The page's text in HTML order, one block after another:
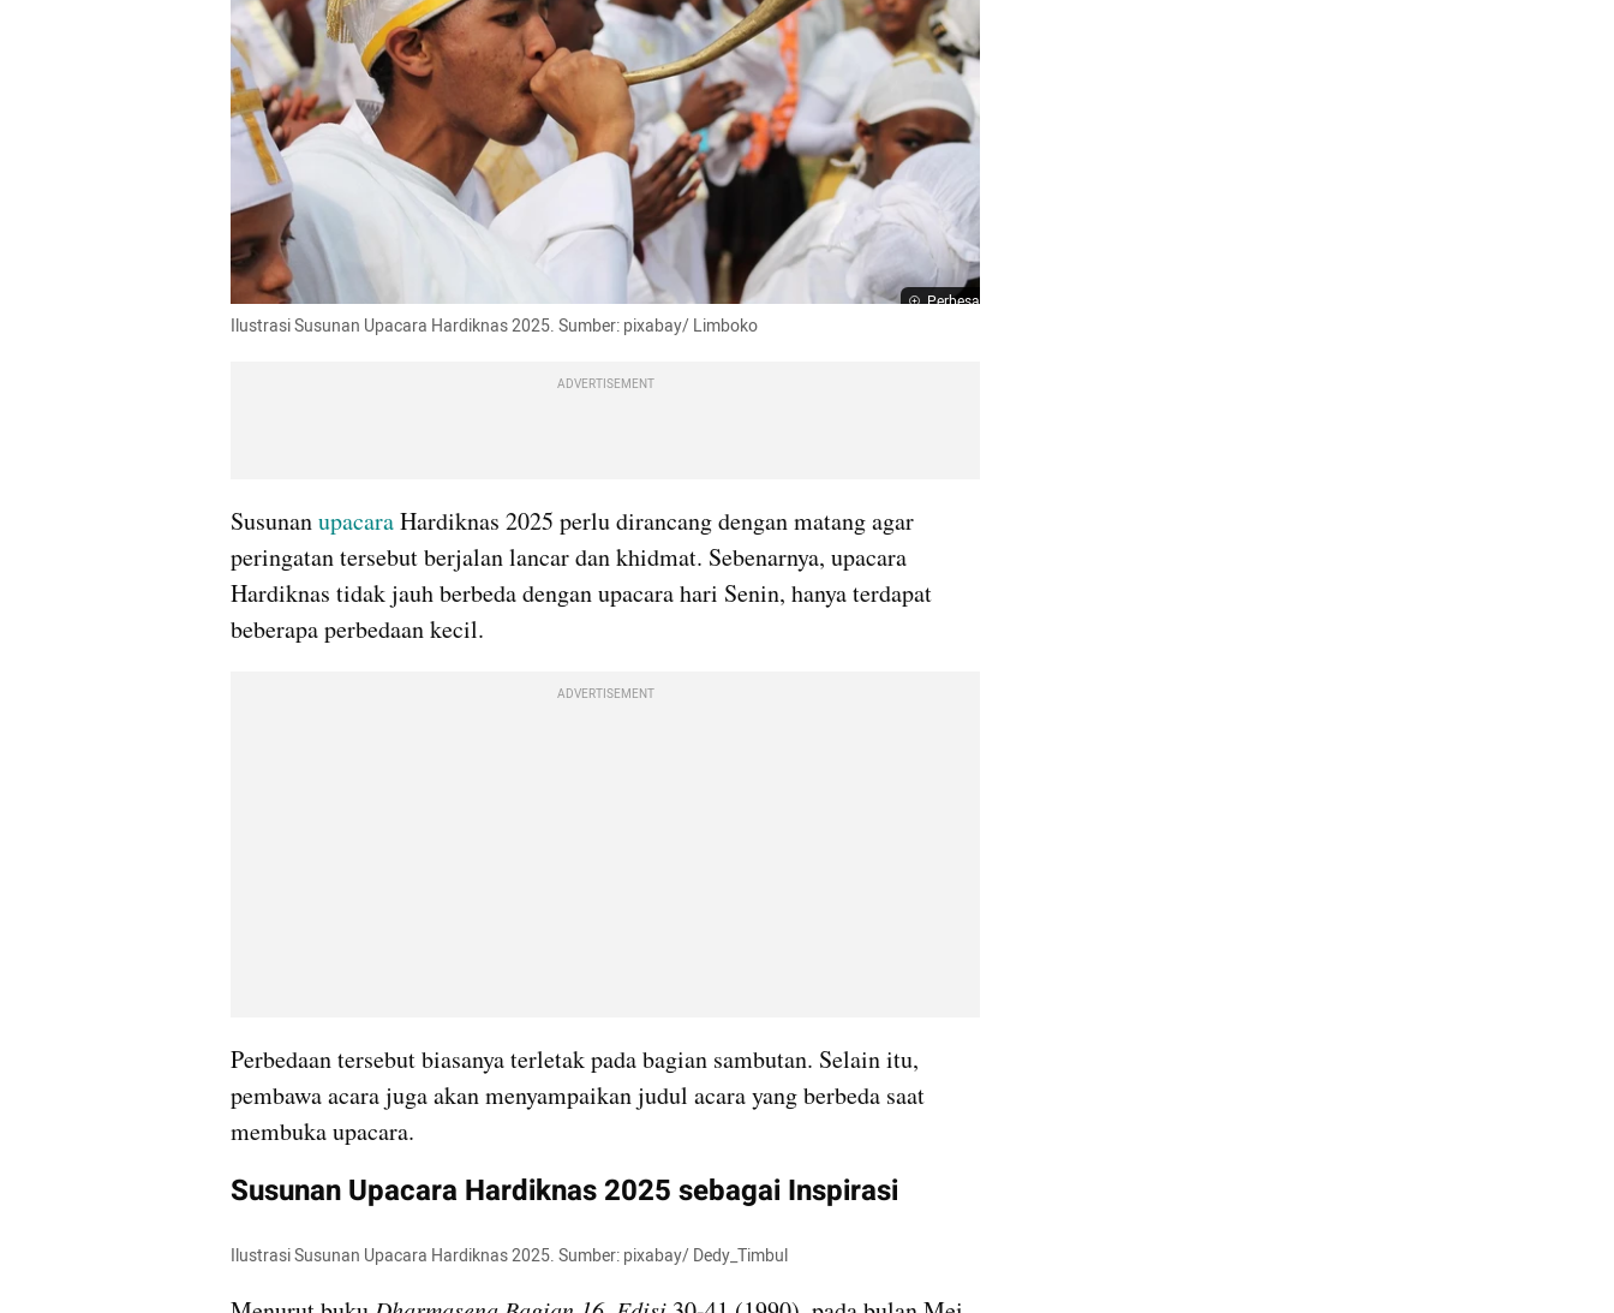
Perbesar
Ilustrasi Susunan Upacara Hardiknas 2025. Sumber: pixabay/ Limboko
ADVERTISEMENT
Susunan upacara Hardiknas 2025 perlu dirancang dengan matang agar
peringatan tersebut berjalan lancar dan khidmat. Sebenarnya, upacara
Hardiknas tidak jauh berbeda dengan upacara hari Senin, hanya terdapat
beberapa perbedaan kecil.
ADVERTISEMENT
Perbedaan tersebut biasanya terletak pada bagian sambutan. Selain itu,
pembawa acara juga akan menyampaikan judul acara yang berbeda saat
membuka upacara.
Susunan Upacara Hardiknas 2025 sebagai Inspirasi
Ilustrasi Susunan Upacara Hardiknas 2025. Sumber: pixabay/ Dedy_Timbul